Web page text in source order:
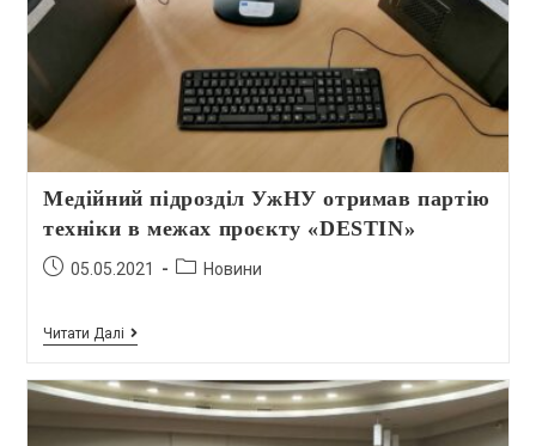
Медійний підрозділ УжНУ отримав партію
техніки в межах проєкту «DESTIN»
05.05.2021 Новини
Читати Далі